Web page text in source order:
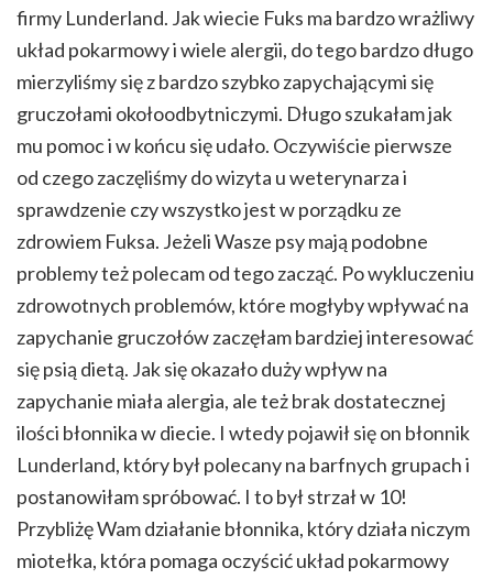
firmy Lunderland. Jak wiecie Fuks ma bardzo wrażliwy
układ pokarmowy i wiele alergii, do tego bardzo długo
mierzyliśmy się z bardzo szybko zapychającymi się
gruczołami okołoodbytniczymi. Długo szukałam jak
mu pomoc i w końcu się udało. Oczywiście pierwsze
od czego zaczęliśmy do wizyta u weterynarza i
sprawdzenie czy wszystko jest w porządku ze
zdrowiem Fuksa. Jeżeli Wasze psy mają podobne
problemy też polecam od tego zacząć. Po wykluczeniu
zdrowotnych problemów, które mogłyby wpływać na
zapychanie gruczołów zaczęłam bardziej interesować
się psią dietą. Jak się okazało duży wpływ na
zapychanie miała alergia, ale też brak dostatecznej
ilości błonnika w diecie. I wtedy pojawił się on błonnik
Lunderland, który był polecany na barfnych grupach i
postanowiłam spróbować. I to był strzał w 10!
Przybliżę Wam działanie błonnika, który działa niczym
miotełka, która pomaga oczyścić układ pokarmowy